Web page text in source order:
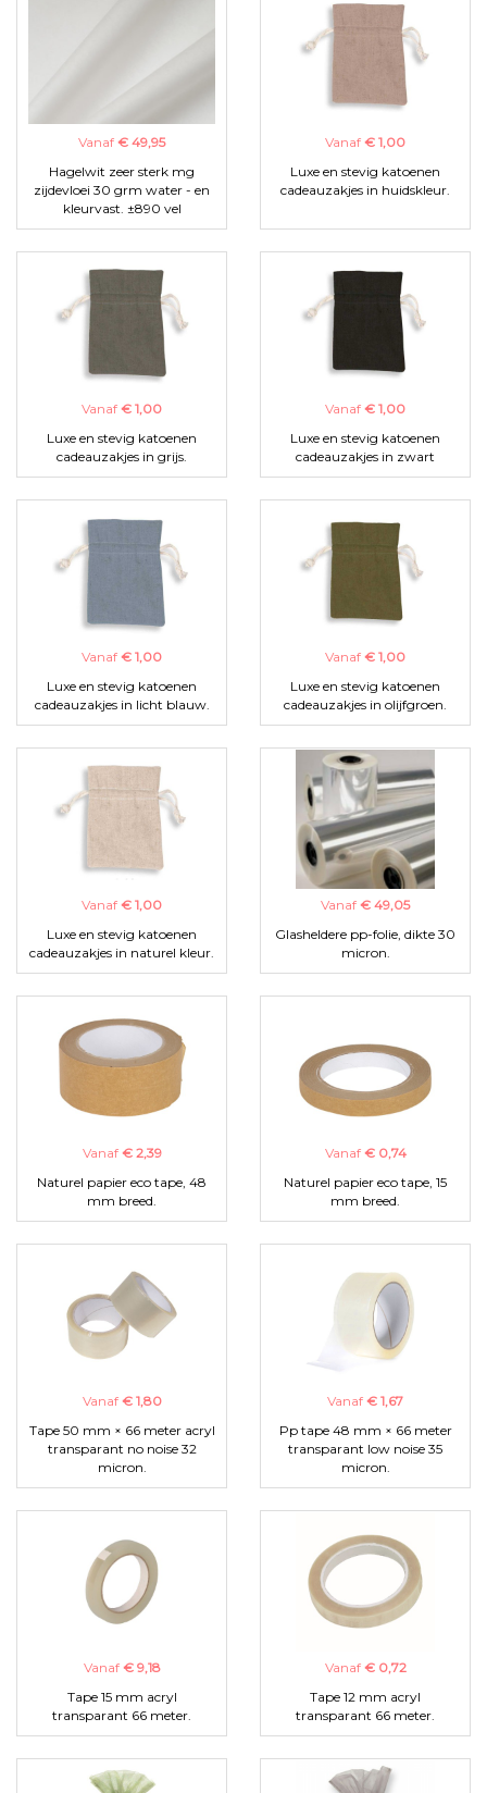
Vanaf € 49,95
Hagelwit zeer sterk mg
zijdevloei 30 grm water - en
kleurvast. ±890 vel
Vanaf € 1,00
Luxe en stevig katoenen
cadeauzakjes in huidskleur.
Vanaf € 1,00
Luxe en stevig katoenen
cadeauzakjes in grijs.
Vanaf € 1,00
Luxe en stevig katoenen
cadeauzakjes in zwart
Vanaf € 1,00
Luxe en stevig katoenen
cadeauzakjes in licht blauw.
Vanaf € 1,00
Luxe en stevig katoenen
cadeauzakjes in olijfgroen.
Vanaf € 1,00
Luxe en stevig katoenen
cadeauzakjes in naturel kleur.
Vanaf € 49,05
Glasheldere pp-folie, dikte 30
micron.
Vanaf € 2,39
Naturel papier eco tape, 48
mm breed.
Vanaf € 0,74
Naturel papier eco tape, 15
mm breed.
Vanaf € 1,80
Tape 50 mm × 66 meter acryl
transparant no noise 32
micron.
Vanaf € 1,67
Pp tape 48 mm × 66 meter
transparant low noise 35
micron.
Vanaf € 9,18
Tape 15 mm acryl
transparant 66 meter.
Vanaf € 0,72
Tape 12 mm acryl
transparant 66 meter.